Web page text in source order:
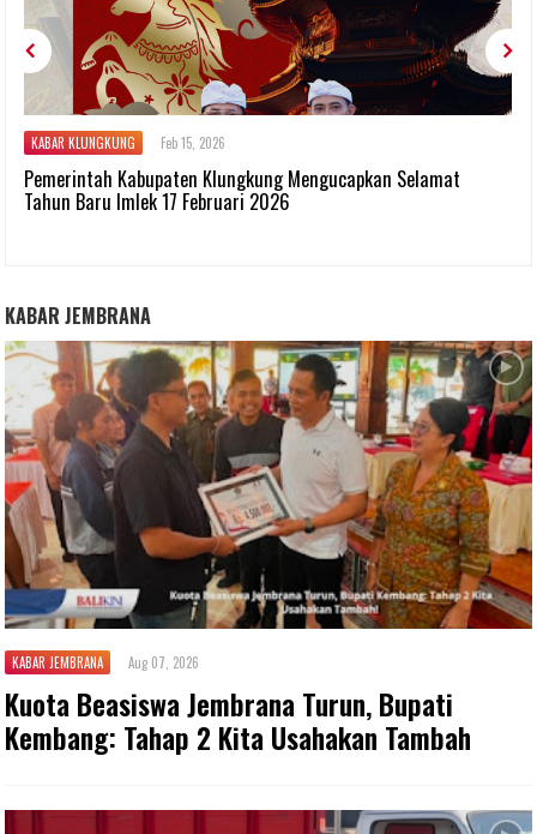
KABAR KLUNGKUNG Jan 16, 2026
Sekda Agung Lesmana Terpilih Sebagai Ketua Komwil
Forsesdasi Provinsi Bali
KABAR JEMBRANA
KABAR JEMBRANA Aug 07, 2026
Kuota Beasiswa Jembrana Turun, Bupati
Kembang: Tahap 2 Kita Usahakan Tambah